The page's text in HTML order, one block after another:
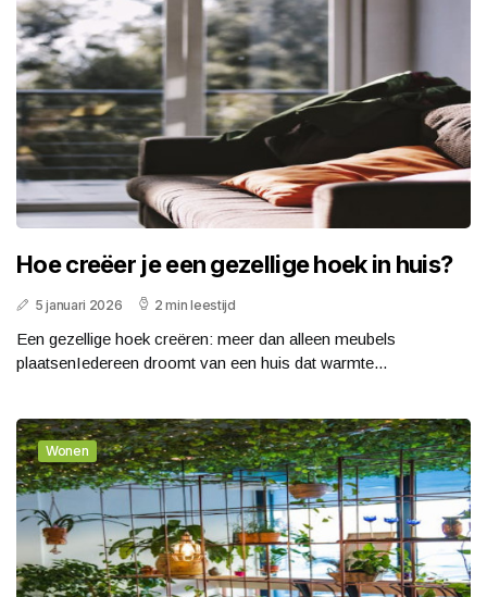
Hoe creëer je een gezellige hoek in huis?
5 januari 2026 2 min leestijd
Een gezellige hoek creëren: meer dan alleen meubels
plaatsenIedereen droomt van een huis dat warmte...
Wonen